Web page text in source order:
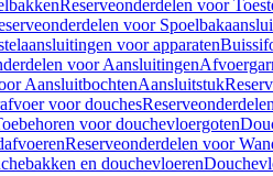
Reserveonderdelen voor
voor
voor apparaten
voor Aansluitingen
AansluitbochtenAansluitstuk
voor douches
voor douchevloergoten
Reserveonderdelen voor
en douchevloeren